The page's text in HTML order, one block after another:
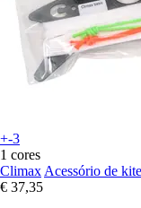
+-3
1 cores
Climax Acessório de
€ 37,35